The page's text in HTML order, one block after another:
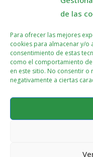
de las
Para ofrecer las mejores
cookies para almacenar y/o
consentimiento de estas
como el comportamiento
en este sitio. No consentir
negativamente a ciertas